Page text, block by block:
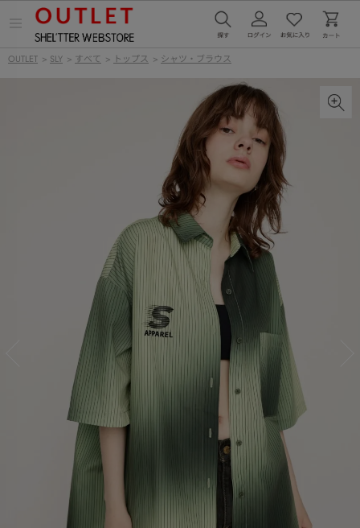
ー
OUTLET > SLY > すべて > トップス > シャツ・ブラウス